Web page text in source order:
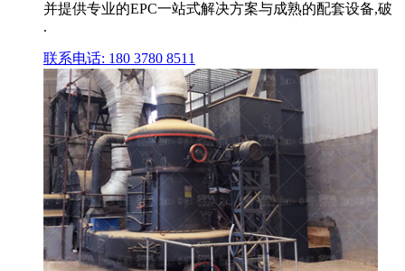
并提供专业的EPC一站式解决方案与成熟的配套设备,破
.
联系电话: 180 3780 8511